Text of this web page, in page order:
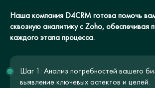
Наша компания D4CRM готова помочь
сквозную аналитику с Zoho, обеспечивая
каждого этапа процесса.
Шаг 1: Анализ потребностей вашего
выявление ключевых аспектов и целей.